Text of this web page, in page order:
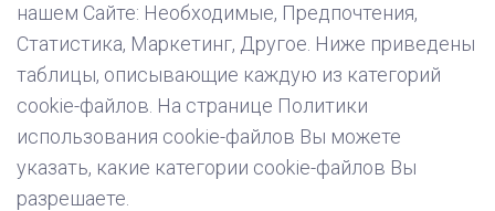
нашем Сайте: Необходимые, Предпочтения,
Статистика, Маркетинг, Другое. Ниже приведены
таблицы, описывающие каждую из категорий
cookie-файлов. На странице Политики
использования cookie-файлов Вы можете
указать, какие категории cookie-файлов Вы
разрешаете.